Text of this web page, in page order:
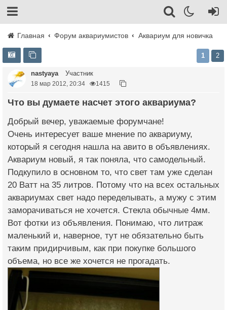
Главная Форум аквариумистов Аквариум для новичка
1 2
nastyaya Участник
18 мар 2012, 20:34 1415
Что вы думаете насчет этого аквариума?
Добрый вечер, уважаемые форумчане!
Очень интересует ваше мнение по аквариуму,
который я сегодня нашла на авито в объявлениях.
Аквариум новый, я так поняла, что самодельный.
Подкупило в основном то, что свет там уже сделан
20 Ватт на 35 литров. Потому что на всех остальных
аквариумах свет надо переделывать, а мужу с этим
заморачиваться не хочется. Стекла обычные 4мм.
Вот фотки из объявления. Понимаю, что литраж
маленький и, наверное, тут не обязательно быть
таким придирчивым, как при покупке большого
объема, но все же хочется не прогадать.